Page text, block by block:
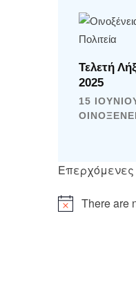
Τελετή
2025
15
Επερχόμενες
There are